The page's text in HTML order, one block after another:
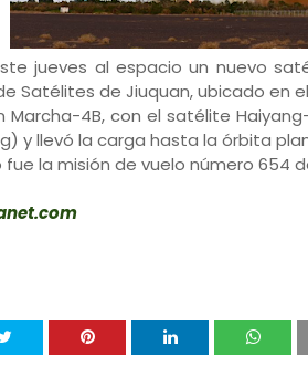
jueves al espacio un nuevo
Satélites de Jiuquan, ubicado en
Marcha-4B, con el satélite
y llevó la carga hasta la órbita
fue la misión de vuelo número 654